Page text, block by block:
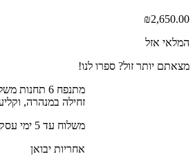
₪2,650.00
המלאי אזל
מצאתם יותר זול? ספרו לנו!
מתנפח 6
זחילה במנהרה,
משלוח עד 5 ימי עסקים
אחריות יבואן